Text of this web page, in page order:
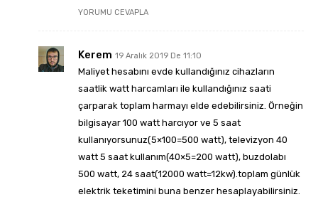
YORUMU CEVAPLA
Kerem 19 Aralık 2019 De 11:10
Maliyet hesabını evde kullandığınız cihazların
saatlik watt harcamları ile kullandığınız saati
çarparak toplam harmayı elde edebilirsiniz. Örneğin
bilgisayar 100 watt harcıyor ve 5 saat
kullanıyorsunuz(5×100=500 watt), televizyon 40
watt 5 saat kullanım(40×5=200 watt), buzdolabı
500 watt, 24 saat(12000 watt=12kw).toplam günlük
elektrik teketimini buna benzer hesaplayabilirsiniz.